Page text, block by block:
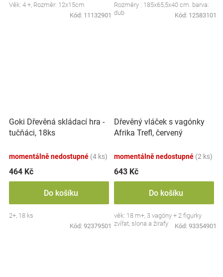
Věk: 4 +, Rozměr: 12x15cm
Kód: 11132901
Rozměry : 185x65,5x40 cm. barva:
dub
Kód: 12583101
Goki Dřevěná skládací hra -
tučňáci, 18ks
momentálně nedostupné (4 ks)
464 Kč
Do košíku
2+, 18 ks
Kód: 92379501
Dřevěný vláček s vagónky
Afrika Trefl, červený
momentálně nedostupné (2 ks)
643 Kč
Do košíku
věk: 18 m+, 3 vagóny + 2 figurky
zvířat, slona a žirafy
Kód: 93354901